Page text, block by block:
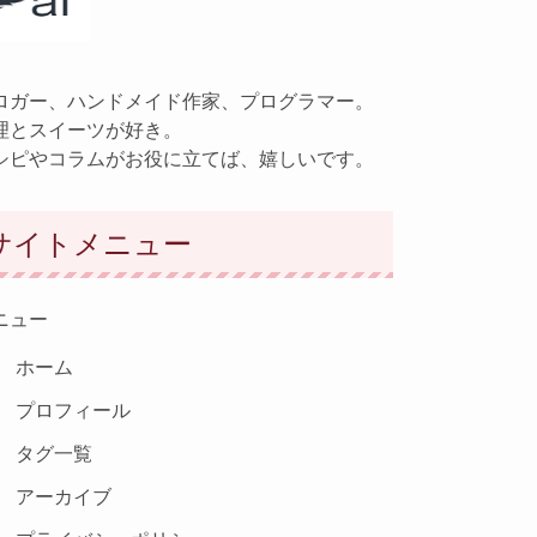
ガー、ハンドメイド作家、プログラマー。
とスイーツが好き。
ピやコラムがお役に立てば、嬉しいです。
イトメニュー
ュー
ホーム
プロフィール
タグ一覧
アーカイブ